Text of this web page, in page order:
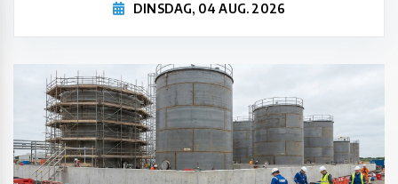
DINSDAG, 04 AUG. 2026